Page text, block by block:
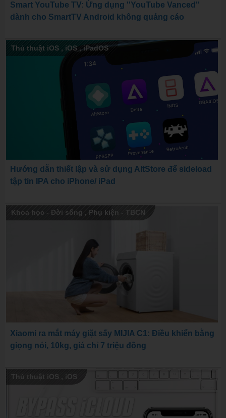
Smart YouTube TV: Ứng dụng ''YouTube Vanced''
dành cho SmartTV Android không quảng cáo
Thủ thuật iOS , iOS ,iPadOS
Hướng dẫn thiết lập và sử dụng AltStore để sideload
tập tin IPA cho iPhone/ iPad
Khoa học - Đời sống , Phụ kiện - TBCN
Xiaomi ra mắt máy giặt sấy MIJIA C1: Điều khiển bằng
giọng nói, 10kg, giá chỉ 7 triệu đồng
Thủ thuật iOS , iOS